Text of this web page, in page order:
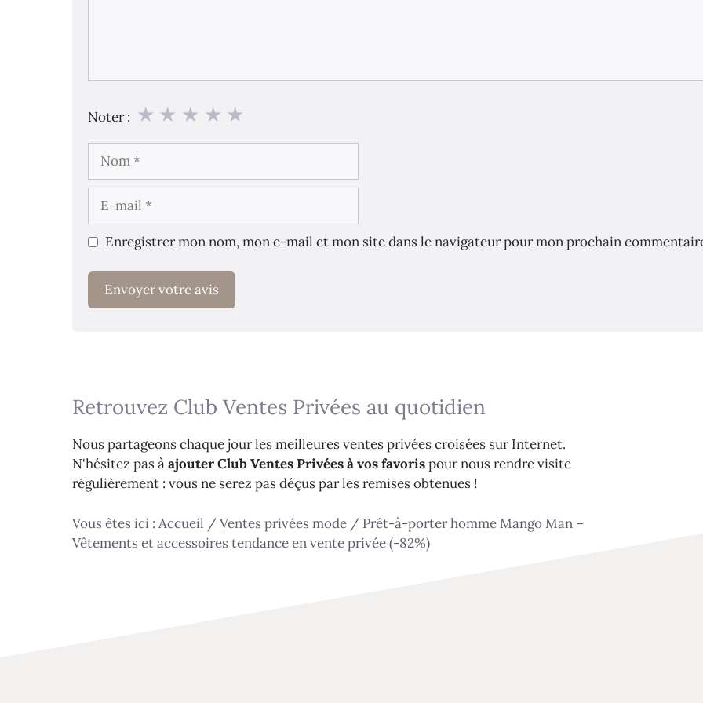
Noter : ★
★
★
★
★
mail
Enregistrer mon nom, mon e-mail et mon site dans le navigateur pour mon prochain
Retrouvez Club Ventes Privées au quotidien
Nous partageons chaque jour les meilleures ventes privées croisées sur Internet.
N'hésitez pas àajouter Club Ventes Privées à vos favorispour nous rendre visite
régulièrement : vous ne serez pas déçus par les remises obtenues !
Vous êtes ici : Accueil / Ventes privées mode / Prêt-à-porter homme Mango Man –
Vêtements et accessoires tendance en vente privée (-82%)